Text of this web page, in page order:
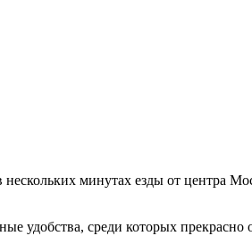
минутах езды от центра
удобства, среди которых